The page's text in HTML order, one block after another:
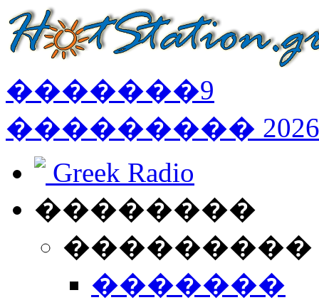
�������9
��������� 2026
Greek Radio
��������
�������